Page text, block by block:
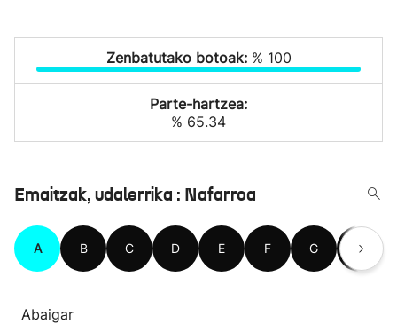
Zenbatutako botoak: % 100
Parte-hartzea:
% 65.34
Emaitzak, udalerrika : Nafarroa
A B C D E F G H
Abaigar